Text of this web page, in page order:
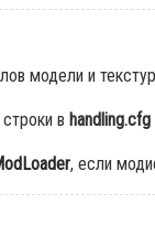
модели и
в handling.cfg
, если